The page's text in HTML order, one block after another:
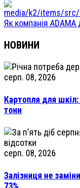
Як компанія
НОВИНИ
серп. 08, 2026
Картопля для
тонн
серп. 08, 2026
Залізниця не
73%